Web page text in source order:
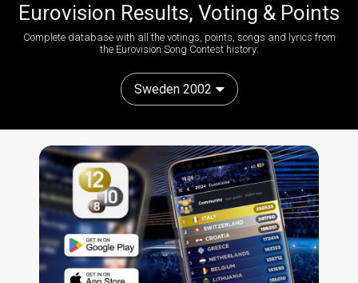
Eurovision Results, Voting & Points
Complete database with all the votings, points, songs and lyrics from
the Eurovision Song Contest history:
Sweden 2002